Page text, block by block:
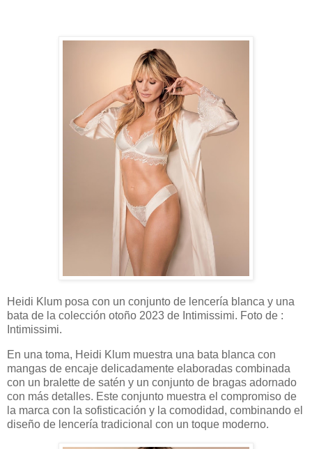
Heidi Klum posa con un conjunto de lencería blanca y una
bata de la colección otoño 2023 de Intimissimi. Foto de :
Intimissimi.
En una toma, Heidi Klum muestra una bata blanca con
mangas de encaje delicadamente elaboradas combinada
con un bralette de satén y un conjunto de bragas adornado
con más detalles. Este conjunto muestra el compromiso de
la marca con la sofisticación y la comodidad, combinando el
diseño de lencería tradicional con un toque moderno.